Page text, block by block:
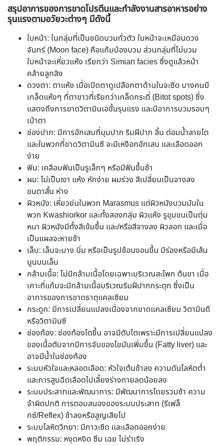
สรุปอาการของการขาดโปรตีนและกำลังงานสารอาหารอย่าง
รุนแรงตามอวัยวะต่างๆ มีดังนี้
ใบหน้า: ในกลุ่มที่เป็นชนิดบวมทั่วตัว ใบหน้าจะเหมือนดวง
จันทร์ (Moon face) คือแก้มป่องบวม ส่วนกลุ่มที่ไม่บวม
ใบหน้าจะเหี่ยวแห้ง เรียกว่า Simian facies ซึ่งดูแล้วหน้า
คล้ายลูกลิง
ดวงตา: ตาแห้ง เมื่อเปิดตาดูเปลือกตาด้านในจะซีด บางคนมี
เกล็ดแห้งๆ ที่ตาขาวที่เรียกว่าเกล็ดกระดี่ (Bitot spots) ซึ่ง
แสดงถึงการขาดวิตามินเอขั้นรุนแรง และมีอาการบวมรอบๆ
เบ้าตา
ช่องปาก: มีการอักเสบที่มุมปาก ริมฝีปาก ลิ้น ต่อมน้ำลายโต
และในพวกที่ขาดวิตามินซี จะมีเหงือกอักเสบ และเลือดออก
ง่าย
ฟัน: เคลือบฟันเป็นรูเล็กๆ หรือมีฟันขึ้นช้า
ผม: ไม่เป็นเงา แห้ง หักง่าย ผมร่วง สีเปลี่ยนเป็นจางลง
ขนตาสั้น ห่าง
ผิวหนัง: เหี่ยวย่นในพวก Marasmus แต่ผิวหนังบวมมันใน
พวก Kwashiorkor และทั้งสองกลุ่ม ผิวแห้ง รูขุมขนเป็นตุ่ม
หนา ผิวหนังมีทั้งสีเข้มขึ้น และ/หรือสีจางลง ผิวลอก และเมื่อ
เป็นแผลจะหายช้า
เล็บ: เล็บจะบาง นิ่ม หรือเป็นรูปช้อนงอนขึ้น มีร่องหรือมีเส้น
นูนบนเล็บ
กล้ามเนื้อ: ไม่มีกล้ามเนื้อโดยเฉพาะบริเวณสะโพก ต้นขา เมื่อ
เคาะที่แก้มจะมีกล้ามเนื้อบริเวณริมฝีปากกระตุก ซึ่งเป็น
อาการของการขาดธาตุแคลเซียม
กระดูก: มีการเปลี่ยนแปลงเนื่องจากขาดแคลเซียม วิตามินดี
หรือวิตามินซี
ช่องท้อง: ช่องท้องโตขึ้น อาจมีตับโตเพราะมีการเปลี่ยนแปลง
ของเนื้อตับจากมีการจับของไขมันเพิ่มขึ้น (Fatty liver) และ
อาจมีน้ำในช่องท้อง
ระบบหัวใจและหลอดเลือด: หัวใจเต้นช้าลง ความดันโลหิตต่ำ
และการสูบฉีดเลือดไปเลี้ยงร่างกายลดน้อยลง
ระบบประสาทและพัฒนาการ: มีพัฒนาการโดยรวมช้า ความ
จำผิดปกติ การตอบสนองของระบบประสาท (รีเฟล็
กซ์/Reflex) ช้าลงหรือสูญเสียไป
ระบบโลหิตวิทยา: มีภาวะซีด และเลือดออกง่าย
พฤติกรรม: หงุดหงิด ซึม เฉย ไม่ร่าเริง